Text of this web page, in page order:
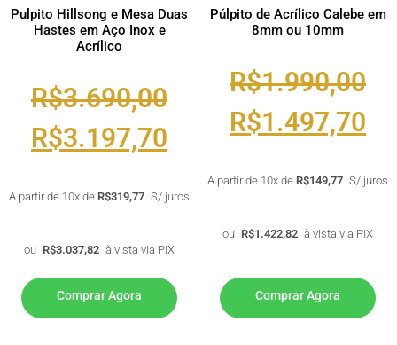
Pulpito Hillsong e Mesa Duas
Hastes em Aço Inox e
Acrílico
R$3.690,00
R$3.197,70
A partir de 10x de R$319,77 S/ juros
ou R$3.037,82 à vista via PIX
Comprar Agora
Púlpito de Acrílico Calebe em
8mm ou 10mm
R$1.990,00
R$1.497,70
A partir de 10x de R$149,77 S/ juros
ou R$1.422,82 à vista via PIX
Comprar Agora